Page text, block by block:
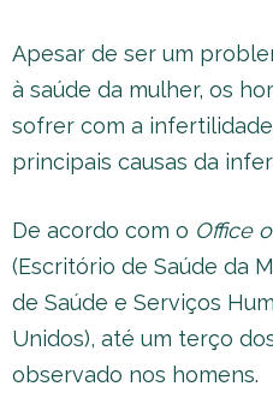
Apesar de ser um
à saúde da mulher, os
sofrer com a
principais causas da
De acordo com o Office
(Escritório de Saúde da
de Saúde e Serviços
Unidos), até um terço
observado nos homens.